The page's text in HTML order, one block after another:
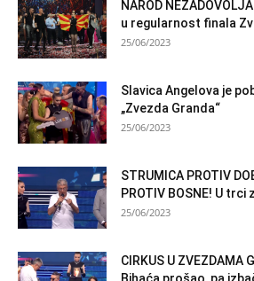
NAROD
u regularnost finala
25/06/2023
Slavica Angelova je
„Zvezda Granda“
25/06/2023
STRUMICA PROTIV
PROTIV BOSNE! U
25/06/2023
CIRKUS U ZVEZDAMA